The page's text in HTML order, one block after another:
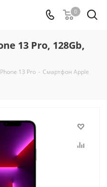
0
13 Pro, 128Gb,
13 Pro - Смартфон Apple